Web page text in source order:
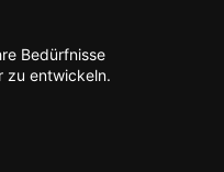
Bedürfnisse
zu entwickeln.